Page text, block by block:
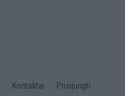
Kontaktai Prisijungti